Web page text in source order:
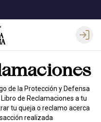
Login
de la Protección y Defensa
de Reclamaciones a tu
tu queja o reclamo acerca
realizada